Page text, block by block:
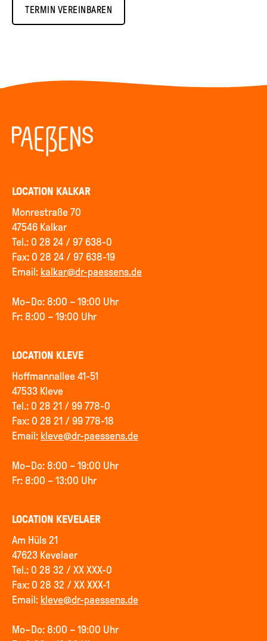
TERMIN VEREINBAREN
LOCATION KALKAR
Monrestraße 70
47546 Kalkar
Tel.: 0 28 24 / 97 638-0
Fax: 0 28 24 / 97 638-19
Email: kalkar@dr-paessens.de
Mo–Do: 8:00 – 19:00 Uhr
Fr: 8:00 – 19:00 Uhr
LOCATION KLEVE
Hoffmannallee 41-51
47533 Kleve
Tel.: 0 28 21 / 99 778-0
Fax: 0 28 21 / 99 778-18
Email: kleve@dr-paessens.de
Mo–Do: 8:00 – 19:00 Uhr
Fr: 8:00 – 13:00 Uhr
LOCATION KEVELAER
Am Hüls 21
47623 Kevelaer
Tel.: 0 28 32 / XX XXX-0
Fax: 0 28 32 / XX XXX-1
Email: kleve@dr-paessens.de
Mo–Do: 8:00 – 19:00 Uhr